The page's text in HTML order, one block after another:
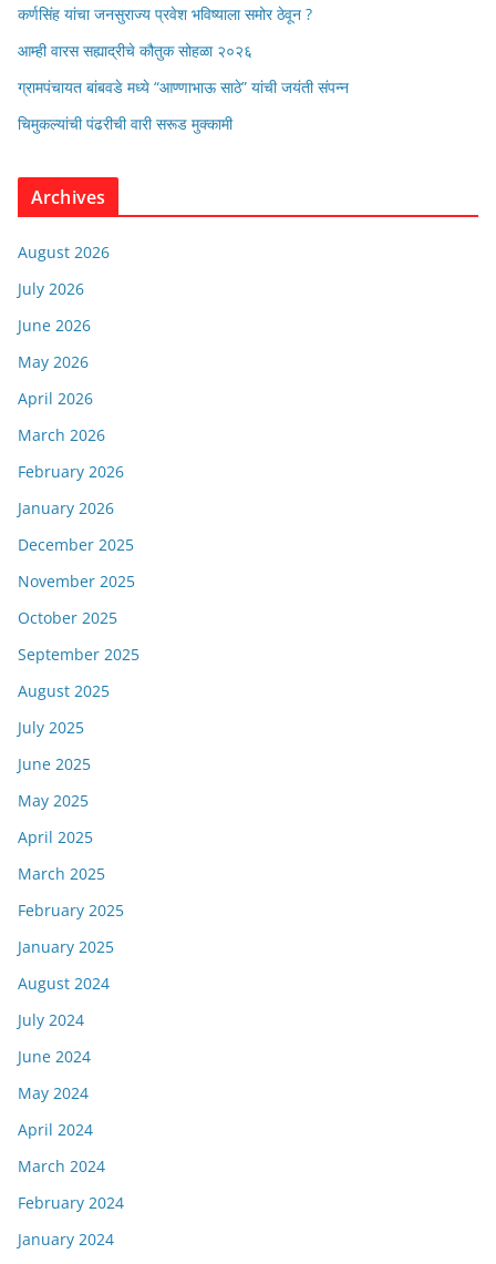
कर्णसिंह यांचा जनसुराज्य प्रवेश भविष्याला समोर ठेवून ?
आम्ही वारस सह्याद्रीचे कौतुक सोहळा २०२६
ग्रामपंचायत बांबवडे मध्ये “आण्णाभाऊ साठे” यांची जयंती संपन्न
चिमुकल्यांची पंढरीची वारी सरूड मुक्कामी
Archives
August 2026
July 2026
June 2026
May 2026
April 2026
March 2026
February 2026
January 2026
December 2025
November 2025
October 2025
September 2025
August 2025
July 2025
June 2025
May 2025
April 2025
March 2025
February 2025
January 2025
August 2024
July 2024
June 2024
May 2024
April 2024
March 2024
February 2024
January 2024